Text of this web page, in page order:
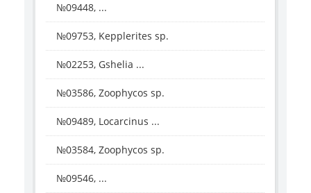
№09448, ...
№09753, Kepplerites sp.
№02253, Gshelia ...
№03586, Zoophycos sp.
№09489, Locarcinus ...
№03584, Zoophycos sp.
№09546, ...